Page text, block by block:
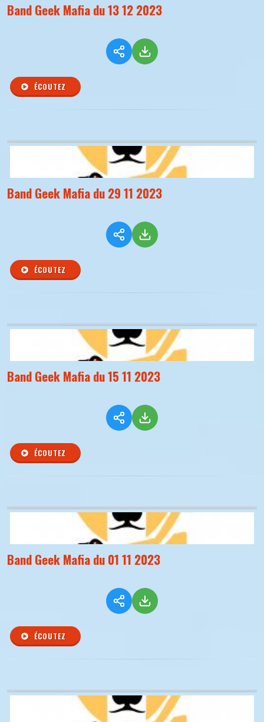
Band Geek Mafia du 13 12 2023
ÉCOUTEZ
Band Geek Mafia du 29 11 2023
ÉCOUTEZ
Band Geek Mafia du 15 11 2023
ÉCOUTEZ
Band Geek Mafia du 01 11 2023
ÉCOUTEZ